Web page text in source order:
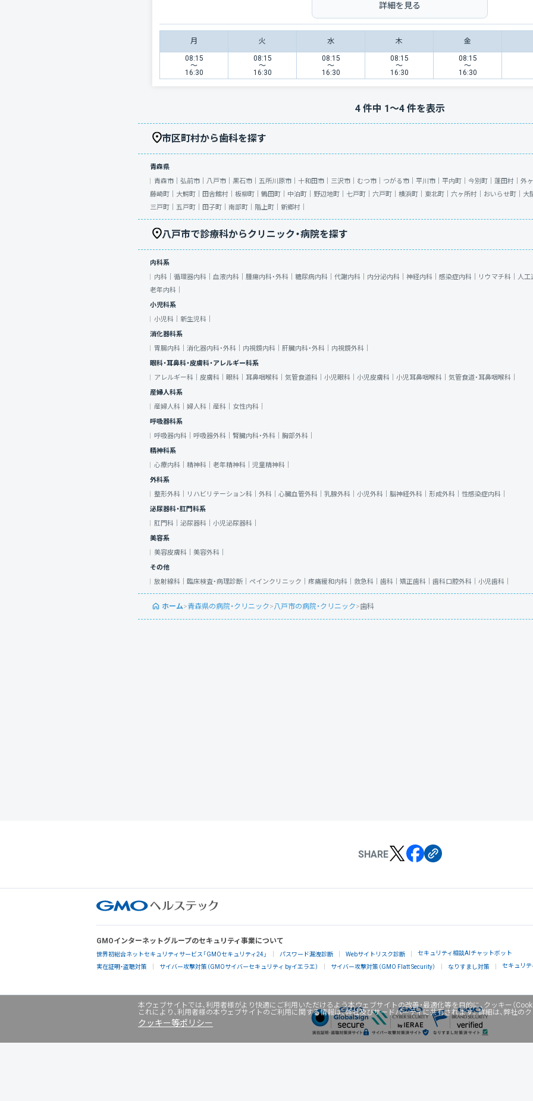
本ウェブサイトでは、利用者様がより快適にご利用いただけるよう本ウェブサイトの改善・最適化等を目的に、クッキー（
これにより、利用者様の本ウェブサイトのご利用に関する情報は、弊社及びサードパーティに共有されます。詳細は、弊社の
クッキー等ポリシー
詳細を見る
月 火 水 木 金
08:15
〜
16:30
08:15
〜
16:30
08:15
〜
16:30
08:15
〜
16:30
08:15
〜
16:30
4件中 1〜4件を表示
市区町村から歯科を探す
青森県
青森市｜ 弘前市｜ 八戸市｜ 黒石市｜ 五所川原市｜ 十和田市｜ 三沢市｜ むつ市｜ つがる市｜ 平川市｜ 平内町｜ 今別町｜ 蓬田村｜ 外
藤崎町｜ 大鰐町｜ 田舎館村｜ 板柳町｜ 鶴田町｜ 中泊町｜ 野辺地町｜ 七戸町｜ 六戸町｜ 横浜町｜ 東北町｜ 六ヶ所村｜ おいらせ町｜ 大
三戸町｜ 五戸町｜ 田子町｜ 南部町｜ 階上町｜ 新郷村｜
八戸市で診療科からクリニック・病院を探す
内科系
内科｜ 循環器内科｜ 血液内科｜ 腫瘍内科・外科｜ 糖尿病内科｜ 代謝内科｜ 内分泌内科｜ 神経内科｜ 感染症内科｜ リウマチ科｜ 人工
老年内科｜
小児科系
小児科｜ 新生児科｜
消化器科系
胃腸内科｜ 消化器内科・外科｜ 内視鏡内科｜ 肝臓内科・外科｜ 内視鏡外科｜
眼科・耳鼻科・皮膚科・アレルギー科系
アレルギー科｜ 皮膚科｜ 眼科｜ 耳鼻咽喉科｜ 気管食道科｜ 小児眼科｜ 小児皮膚科｜ 小児耳鼻咽喉科｜ 気管食道・耳鼻咽喉科｜
産婦人科系
産婦人科｜ 婦人科｜ 産科｜ 女性内科｜
呼吸器科系
呼吸器内科｜ 呼吸器外科｜ 腎臓内科・外科｜ 胸部外科｜
精神科系
心療内科｜ 精神科｜ 老年精神科｜ 児童精神科｜
外科系
整形外科｜
リハビリテーション科｜ 外科｜ 心臓血管外科｜ 乳腺外科｜ 小児外科｜ 脳神経外科｜ 形成外科｜ 性感染症内科｜
泌尿器科・肛門科系
肛門科｜ 泌尿器科｜ 小児泌尿器科｜
美容系
美容皮膚科｜ 美容外科｜
その他
放射線科｜ 臨床検査・病理診断｜ ペインクリニック｜ 疼痛緩和内科｜ 救急科｜ 歯科｜ 矯正歯科｜ 歯科口腔外科｜ 小児歯科｜
ホーム>青森県の病院・クリニック>八戸市の病院・クリニック>歯科
SHARE
GMOインターネットグループのセキュリティ事業について
世界初総合ネットセキュリティサービス「GMOセキュリティ24」 パスワード漏洩診断 Webサイトリスク診断 セキュリティ相談AIチャットボット
実在証明・盗聴対策 サイバー攻撃対策（GMOサイバーセキュリティ byイエラエ） サイバー攻撃対策（GMO Flatt Security） なりすまし対策 セキュリテ